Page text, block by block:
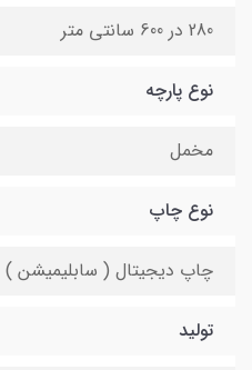
280 در 600 سانتی متر
نوع پارچه
مخمل
نوع چاپ
چاپ دیجیتال ( سابلیمیشن )
تولید